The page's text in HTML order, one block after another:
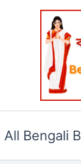
All Bengali